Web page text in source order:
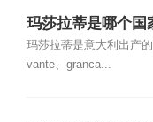
玛莎拉蒂是哪个国
玛莎拉蒂是意大利出产
vante、granca...